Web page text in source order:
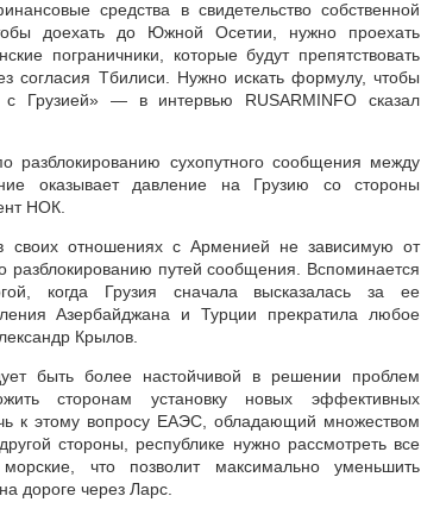
средства в свидетельство собственной
доехать до Южной Осетии, нужно проехать
пограничники, которые будут препятствовать
согласия Тбилиси. Нужно искать формулу, чтобы
Грузией» — в интервью RUSARMINFO сказал
разблокированию сухопутного сообщения между
оказывает давление на Грузию со стороны
НОК.
своих отношениях с Арменией не зависимую от
разблокированию путей сообщения. Вспоминается
когда Грузия сначала высказалась за ее
Азербайджана и Турции прекратила любое
Крылов.
быть более настойчивой в решении проблем
сторонам установку новых эффективных
к этому вопросу ЕАЭС, обладающий множеством
стороны, республике нужно рассмотреть все
что позволит максимально уменьшить
дороге через Ларс.